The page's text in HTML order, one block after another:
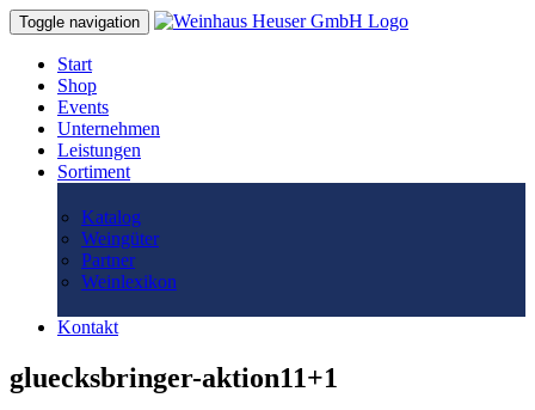
Toggle navigation
Start
Shop
Events
Unternehmen
Leistungen
Sortiment
Katalog
Weingüter
Partner
Weinlexikon
Kontakt
gluecksbringer-aktion11+1